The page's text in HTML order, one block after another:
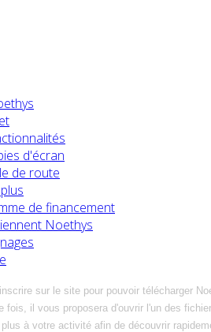
d'écran
de route
de financement
Noethys
sur le site pour pouvoir télécharger
fois, il vous proposera d'ouvrir l'un des
à votre activité afin de découvrir